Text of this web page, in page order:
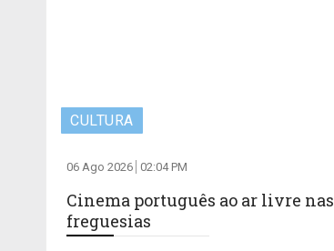
CULTURA
06 Ago 2026 02:04 PM
Cinema português ao ar livre nas
freguesias